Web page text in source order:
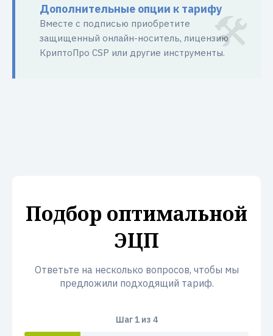
Дополнительные опции к тарифу
Вместе с подписью приобретите
защищенный онлайн-носитель, лицензию
КриптоПро CSP или другие инструменты.
Подбор оптимальной
ЭЦП
Ответьте на несколько вопросов, чтобы мы
предложили подходящий тариф.
Шаг1из 4